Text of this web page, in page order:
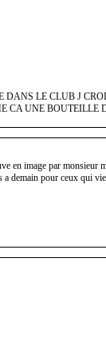
DANS LE CLUB J
CA UNE BOUTEILLE
en image par monsieur
a demain pour ceux qui